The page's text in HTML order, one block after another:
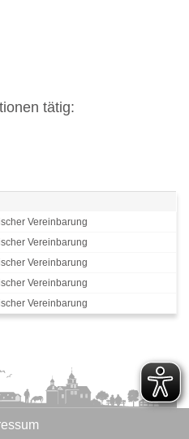
tätig:
Vereinbarung
Vereinbarung
Vereinbarung
Vereinbarung
Vereinbarung